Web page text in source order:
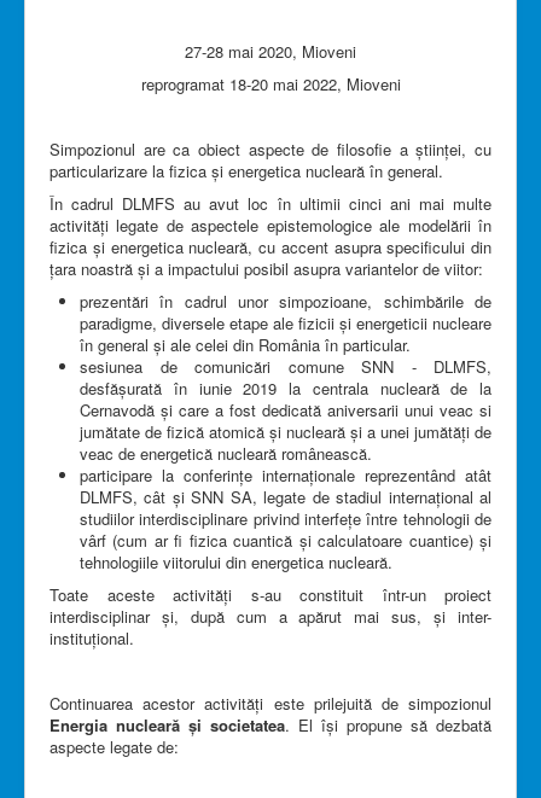
27-28 mai 2020, Mioveni
reprogramat 18-20 mai 2022, Mioveni
Simpozionul are ca obiect aspecte de filosofie a științei, cu
particularizare la fizica și energetica nucleară în general.
În cadrul DLMFS au avut loc în ultimii cinci ani mai multe
activități legate de aspectele epistemologice ale modelării în
fizica și energetica nucleară, cu accent asupra specificului din
țara noastră și a impactului posibil asupra variantelor de viitor:
prezentări în cadrul unor simpozioane, schimbările de
paradigme, diversele etape ale fizicii și energeticii nucleare
în general și ale celei din România în particular.
sesiunea de comunicări comune SNN - DLMFS,
desfășurată în iunie 2019 la centrala nucleară de la
Cernavodă și care a fost dedicată aniversarii unui veac si
jumătate de fizică atomică și nucleară și a unei jumătăți de
veac de energetică nucleară românească.
participare la conferințe internaționale reprezentând atât
DLMFS, cât și SNN SA, legate de stadiul internațional al
studiilor interdisciplinare privind interfețe între tehnologii de
vârf (cum ar fi fizica cuantică și calculatoare cuantice) și
tehnologiile viitorului din energetica nucleară.
Toate aceste activități s-au constituit într-un proiect
interdisciplinar și, după cum a apărut mai sus, și inter-
instituțional.
Continuarea acestor activități este prilejuită de simpozionul
Energia nucleară și societatea. El își propune să dezbată
aspecte legate de: